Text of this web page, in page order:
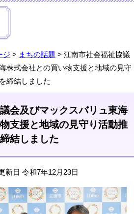
ジ > まちの話題 > 江南市社会福祉協議
株式会社との買い物支援と地域の見守
締結しました
会及びマックスバリュ東海
支援と地域の見守り活動推
結しました
日 令和7年12月23日